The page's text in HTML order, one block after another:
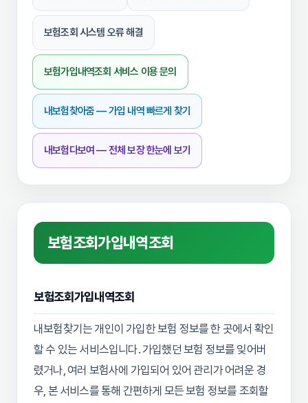
보험조회 시스템 오류 해결
보험가입내역조회 서비스 이용 문의
내보험찾아줌 — 가입 내역 빠르게 찾기
내보험다보여 — 전체 보장 한눈에 보기
보험조회가입내역조회
보험조회가입내역조회
내보험찾기는 개인이 가입한 보험 정보를 한 곳에서 확인
할 수 있는 서비스입니다. 가입했던 보험 정보를 잊어버
렸거나, 여러 보험사에 가입되어 있어 관리가 어려운 경
우, 본 서비스를 통해 간편하게 모든 보험 정보를 조회할